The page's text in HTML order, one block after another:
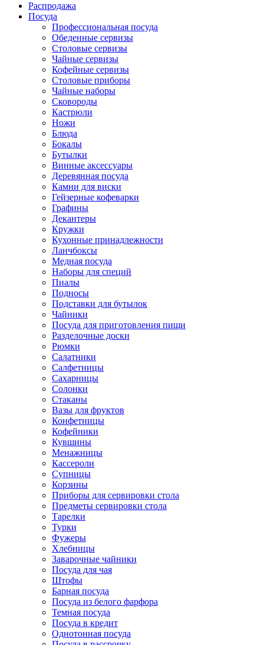
Распродажа
Посуда
Профессиональная посуда
Обеденные сервизы
Столовые сервизы
Чайные сервизы
Кофейные сервизы
Столовые приборы
Чайные наборы
Сковороды
Кастрюли
Ножи
Блюда
Бокалы
Бутылки
Винные аксессуары
Деревянная посуда
Камни для виски
Гейзерные кофеварки
Графины
Декантеры
Кружки
Кухонные принадлежности
Ланчбоксы
Медная посуда
Наборы для специй
Пиалы
Подносы
Подставки для бутылок
Чайники
Посуда для приготовления пищи
Разделочные доски
Рюмки
Салатники
Салфетницы
Сахарницы
Солонки
Стаканы
Вазы для фруктов
Конфетницы
Кофейники
Кувшины
Менажницы
Кассероли
Супницы
Корзины
Приборы для сервировки стола
Предметы сервировки стола
Тарелки
Турки
Фужеры
Хлебницы
Заварочные чайники
Посуда для чая
Штофы
Барная посуда
Посуда из белого фарфора
Темная посуда
Посуда в кредит
Однотонная посуда